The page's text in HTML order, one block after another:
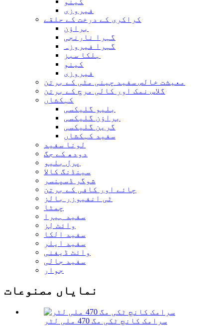
فیروزی
کراکری کے درخت کے حلقے
براؤن
گہرا نارنجی
گہرا فیروزہ
ہلکا سبز
کینو
فیروزی
معیشت خالص سفید چینی مٹی کے برتن
گلاس نمک اور کالی مرچ کے برتن
کہکشاں
بلیو گلیکسی
براؤن گلیکسی
گرین گلیکسی
سفید کہکشاں
لونا سفید
دودھ کے جگ
پرل بلیو
سینڈنگ کالا
شوگر ڈسپنسر
چائے اور کافی کے برتن
ٹی انفیوزر بالز
چمٹا
سفید ہیرا
وائٹ لِز
سفید الکا
سفید ایلر
وائٹ ڈیفنی
سفید جالی
جوار
نمایاں مصنوعات
سرامک کانچ ٹکی مگ 470 ملی لٹر